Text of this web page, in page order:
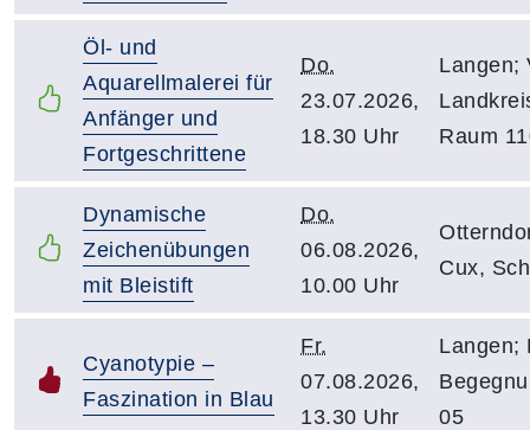
Öl- und
Aquarellmalerei für
Anfänger und
Fortgeschrittene
Do.
23.07.2026,
18.30 Uhr
Langen;
Raum
Dynamische
Zeichenübungen
mit Bleistift
Do.
06.08.2026,
10.00 Uhr
Cux,
Cyanotypie –
Faszination in Blau
Fr.
07.08.2026,
13.30 Uhr
Langen;
05